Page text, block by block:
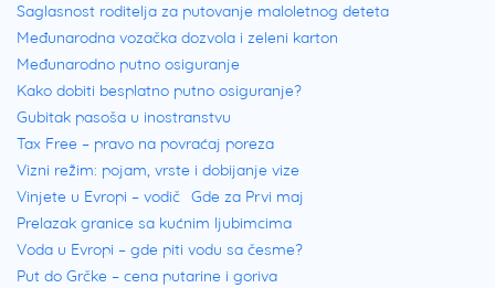
Saglasnost roditelja za putovanje maloletnog deteta
Međunarodna vozačka dozvola i zeleni karton
Međunarodno putno osiguranje
Kako dobiti besplatno putno osiguranje?
Gubitak pasoša u inostranstvu
Tax Free – pravo na povraćaj poreza
Vizni režim: pojam, vrste i dobijanje vize
Vinjete u Evropi – vodič Gde za Prvi maj
Prelazak granice sa kućnim ljubimcima
Voda u Evropi – gde piti vodu sa česme?
Put do Grčke – cena putarine i goriva